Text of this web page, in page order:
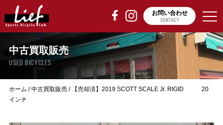
お問い合わせ
CONTACT
中古買取販売
USED BICYCLES
ホーム /中古買取販売/
【売却済】2019 SCOTT SCALE Jr. RIGID 20
インチ